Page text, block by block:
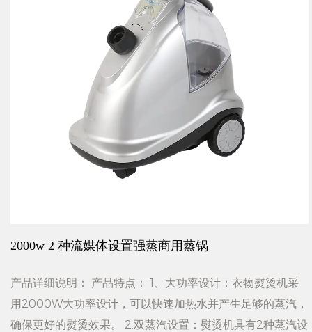
2000w 2 种流媒体设置强蒸商用蒸锅
产品详细说明： 产品特点： 1、大功率设计：衣物熨烫机采
用2000W大功率设计，可以快速加热水并产生足够的蒸汽，
确保更好的熨烫效果。 2.双蒸汽设置：熨烫机具有2种蒸汽设